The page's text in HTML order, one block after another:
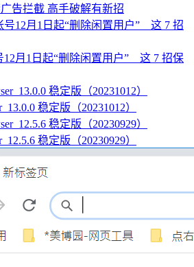
广告拦截 高手破解有新招
12月1日起“删除闲置用户” 这 7 招保
稳定版（20231012）
稳定版（20230929）